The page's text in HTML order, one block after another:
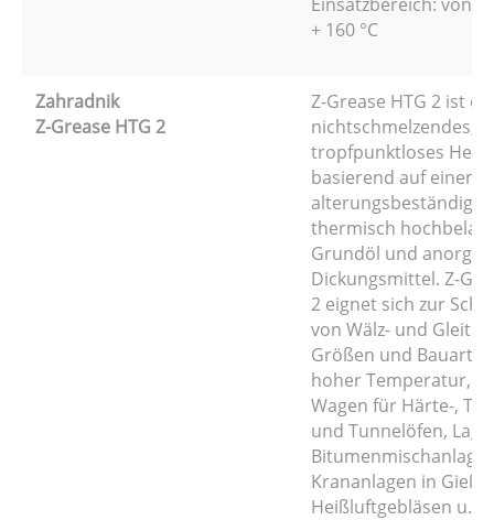
+ 160 °C
Zahradnik
Z-Grease HTG 2
Z-Grease HTG 2 ist ein
nichtschmelzendes,
tropfpunktloses
basierend auf einem
thermisch
Grundöl und
Dickungsmittel. Z-
2 eignet sich zur
von Wälz- und
Größen und
hoher Temperatur, z.
Wagen für Härte-,
und Tunnelöfen,
Krananlagen in
Heißluftgebläsen u. ä.